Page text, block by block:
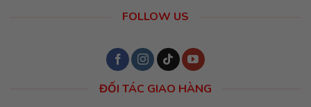
FOLLOW US
ĐỐI TÁC GIAO HÀNG